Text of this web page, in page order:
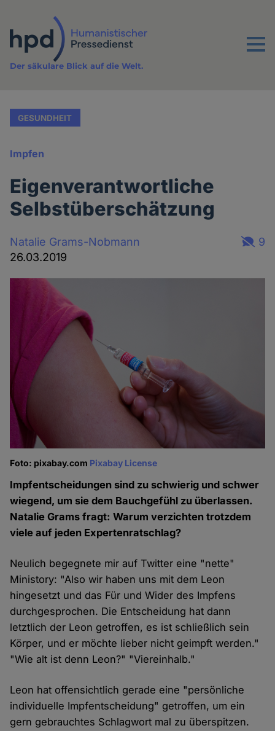
Inhalt
Menu
Der säkulare Blick auf die Welt.
GESUNDHEIT
Impfen
Eigenverantwortliche
Selbstüberschätzung
Natalie Grams-Nobmann
26.03.2019
9
Foto: pixabay.com Pixabay License
Impfentscheidungen sind zu schwierig und schwer
wiegend, um sie dem Bauchgefühl zu überlassen.
Natalie Grams fragt: Warum verzichten trotzdem
viele auf jeden Expertenratschlag?
Neulich begegnete mir auf Twitter eine "nette"
Ministory: "Also wir haben uns mit dem Leon
hingesetzt und das Für und Wider des Impfens
durchgesprochen. Die Entscheidung hat dann
letztlich der Leon getroffen, es ist schließlich sein
Körper, und er möchte lieber nicht geimpft werden."
"Wie alt ist denn Leon?" "Viereinhalb."
Leon hat offensichtlich gerade eine "persönliche
individuelle Impfentscheidung" getroffen, um ein
gern gebrauchtes Schlagwort mal zu überspitzen.